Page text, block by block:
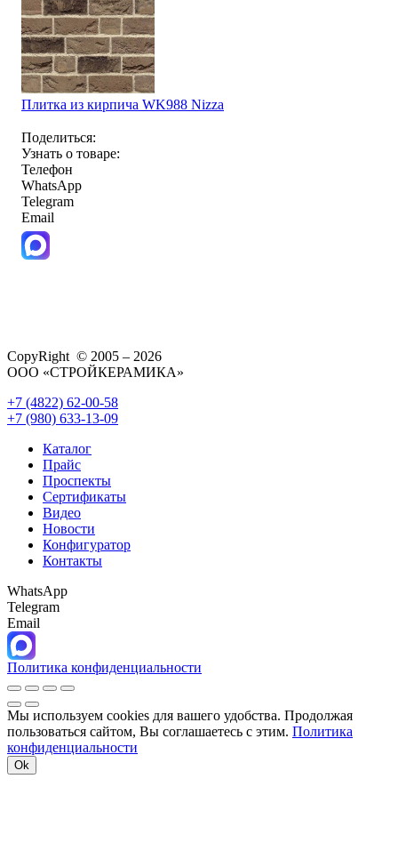
Плитка из кирпича WK988 Nizza
Поделиться:
Узнать о товаре:
Телефон
WhatsApp
Telegram
Email
CopyRight © 2005 – 2026
ООО «СТРОЙКЕРАМИКА»
+7 (4822) 62-00-58
+7 (980) 633-13-09
Каталог
Прайс
Проспекты
Сертификаты
Видео
Новости
Конфигуратор
Контакты
WhatsApp
Telegram
Email
Политика конфиденциальности
Мы используем cookies для вашего удобства. Продолжая
пользоваться сайтом, Вы соглашаетесь с этим. Политика
конфиденциальности
Ok